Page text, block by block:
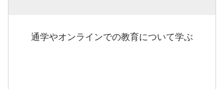
通学やオンラインでの教育について学ぶ